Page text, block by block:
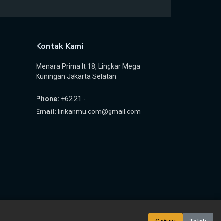
Kontak Kami
Menara Prima lt 18, Lingkar Mega
Kuningan Jakarta Selatan
Phone: +62 21 -
Email: lirikanmu.com@gmail.com